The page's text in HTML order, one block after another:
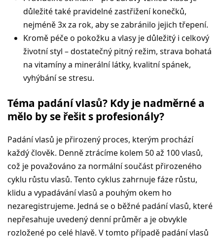
důležité také pravidelné zastřižení konečků,
nejméně 3x za rok, aby se zabránilo jejich třepení.
Kromě péče o pokožku a vlasy je důležitý i celkový
životní styl – dostatečný pitný režim, strava bohatá
na vitamíny a minerální látky, kvalitní spánek,
vyhýbání se stresu.
Téma padání vlasů? Kdy je nadměrné a
mělo by se řešit s profesionály?
Padání vlasů je přirozený proces, kterým prochází
každý člověk. Denně ztrácíme kolem 50 až 100 vlasů,
což je považováno za normální součást přirozeného
cyklu růstu vlasů. Tento cyklus zahrnuje fáze růstu,
klidu a vypadávání vlasů a pouhým okem ho
nezaregistrujeme. Jedná se o běžné padání vlasů, které
nepřesahuje uvedený denní průměr a je obvykle
rozložené po celé hlavě. V tomto případě padání vlasů